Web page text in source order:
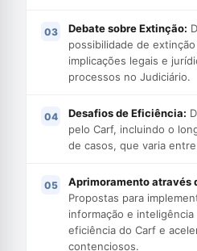
Debate sobre Extinção:
possibilidade de
implicações legais e
processos no Judiciário.
Desafios de Eficiência:
pelo Carf, incluindo o
de casos, que varia
Aprimoramento através
Propostas para
informação e
eficiência do Carf e
contenciosos.